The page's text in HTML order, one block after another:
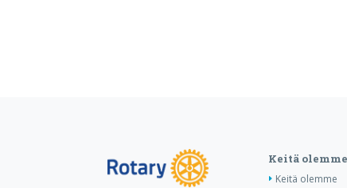
Keitä olemme
Keitä olemme